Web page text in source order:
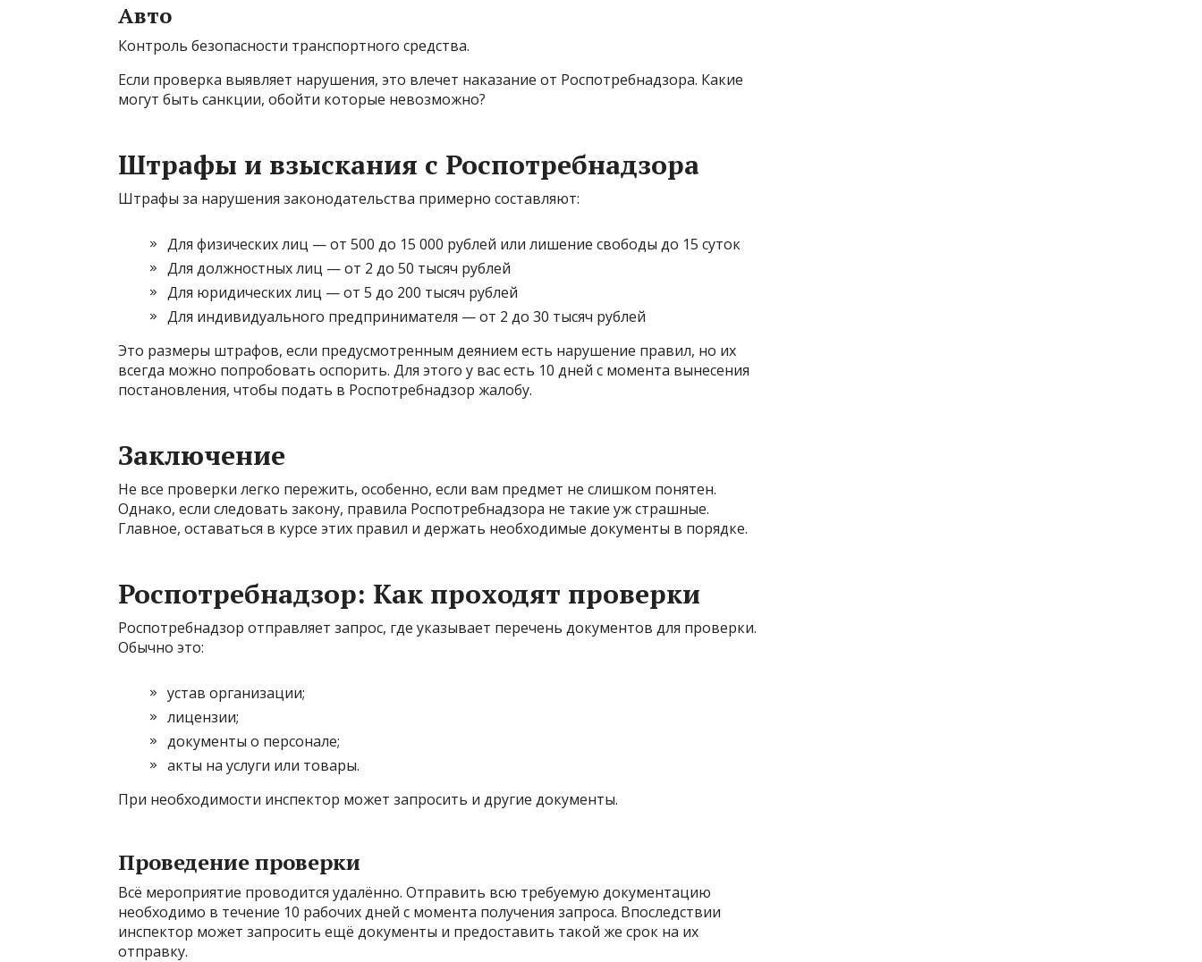
Авто
Контроль безопасности транспортного средства.
Если проверка выявляет нарушения, это влечет наказание от Роспотребнадзора. Какие
могут быть санкции, обойти которые невозможно?
Штрафы и взыскания с Роспотребнадзора
Штрафы за нарушения законодательства примерно составляют:
Для физических лиц — от 500 до 15 000 рублей или лишение свободы до 15 суток
Для должностных лиц — от 2 до 50 тысяч рублей
Для юридических лиц — от 5 до 200 тысяч рублей
Для индивидуального предпринимателя — от 2 до 30 тысяч рублей
Это размеры штрафов, если предусмотренным деянием есть нарушение правил, но их
всегда можно попробовать оспорить. Для этого у вас есть 10 дней с момента вынесения
постановления, чтобы подать в Роспотребнадзор жалобу.
Заключение
Не все проверки легко пережить, особенно, если вам предмет не слишком понятен.
Однако, если следовать закону, правила Роспотребнадзора не такие уж страшные.
Главное, оставаться в курсе этих правил и держать необходимые документы в порядке.
Роспотребнадзор: Как проходят проверки
Роспотребнадзор отправляет запрос, где указывает перечень документов для проверки.
Обычно это:
устав организации;
лицензии;
документы о персонале;
акты на услуги или товары.
При необходимости инспектор может запросить и другие документы.
Проведение проверки
Всё мероприятие проводится удалённо. Отправить всю требуемую документацию
необходимо в течение 10 рабочих дней с момента получения запроса. Впоследствии
инспектор может запросить ещё документы и предоставить такой же срок на их
отправку.